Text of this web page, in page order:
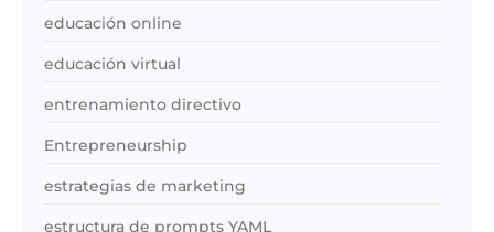
educación online
educación virtual
entrenamiento directivo
Entrepreneurship
estrategias de marketing
estructura de prompts YAML